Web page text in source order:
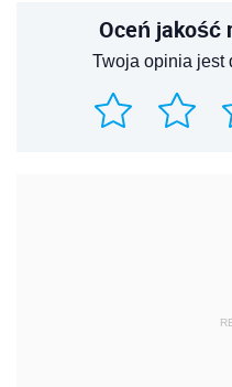
Oceń jakość
Twoja opinia jest